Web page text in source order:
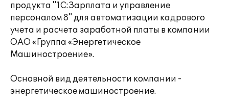
продукта "1С:Зарплата и управление
персоналом 8" для автоматизации кадрового
учета и расчета заработной платы в компании
ОАО «Группа «Энергетическое
Машиностроение».
Основной вид деятельности компании -
энергетическое машиностроение.